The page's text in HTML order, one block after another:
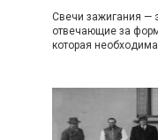
Свечи зажигания —
отвечающие за
которая необходима